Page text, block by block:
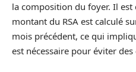
la composition du foyer. Il
montant du RSA est calculé
mois précédent, ce qui
est nécessaire pour éviter